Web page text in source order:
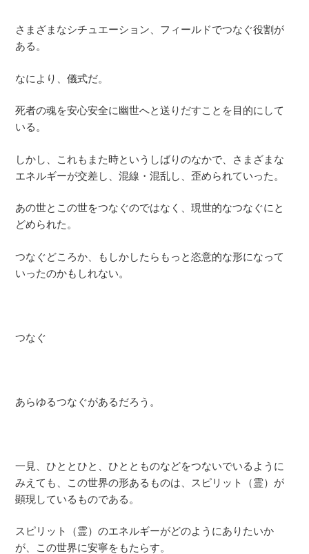
さまざまなシチュエーション、フィールドでつなぐ役割が
ある。
なにより、儀式だ。
死者の魂を安心安全に幽世へと送りだすことを目的にして
いる。
しかし、これもまた時というしばりのなかで、さまざまな
エネルギーが交差し、混線・混乱し、歪められていった。
あの世とこの世をつなぐのではなく、現世的なつなぐにと
どめられた。
つなぐどころか、もしかしたらもっと恣意的な形になって
いったのかもしれない。
つなぐ
あらゆるつなぐがあるだろう。
一見、ひととひと、ひととものなどをつないでいるように
みえても、この世界の形あるものは、スピリット（霊）が
顕現しているものである。
スピリット（霊）のエネルギーがどのようにありたいか
が、この世界に安寧をもたらす。